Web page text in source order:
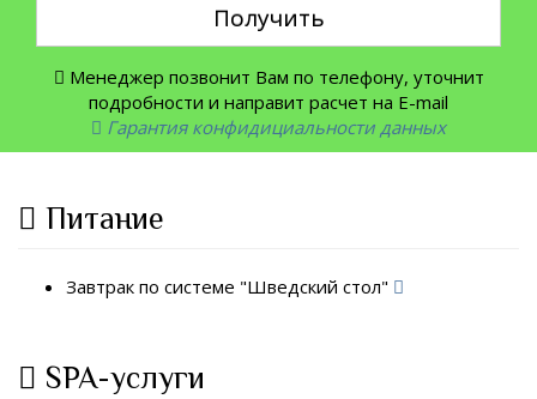
Получить
Менеджер позвонит Вам по телефону, уточнит
подробности и направит расчет на E-mail
Гарантия конфидициальности данных
Питание
Завтрак по системе "Шведский стол"
SPA-услуги